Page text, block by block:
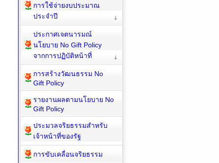
การใช้จ่ายงบประมาณ
ประจำปี
ประกาศเจตนารมณ์
นโยบาย No Gift Policy
จากการปฏิบัติหน้าที่
การสร้างวัฒนธรรม No
Gift Policy
รายงานผลตามนโยบาย No
Gift Policy
ประมวลจริยธรรมสำหรับ
เจ้าหน้าที่ของรัฐ
การขับเคลื่อนจริยธรรม